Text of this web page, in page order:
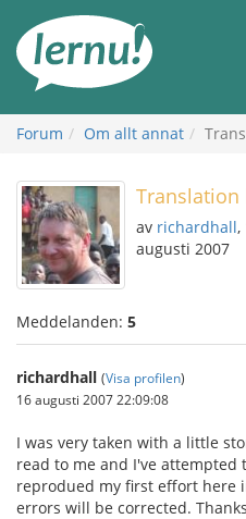
sidans
innehåll
Forum Om allt annat
Translation
av richardhall,
augusti 2007
Meddelanden: 5
richardhall (Visa profilen)
16 augusti 2007 22:09:08
I was very taken with a little
read to me and I've attempted
reprodued my first effort here
errors will be corrected.